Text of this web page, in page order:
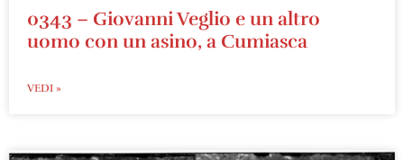
0343 – Giovanni Veglio e un altro
uomo con un asino, a Cumiasca
VEDI »